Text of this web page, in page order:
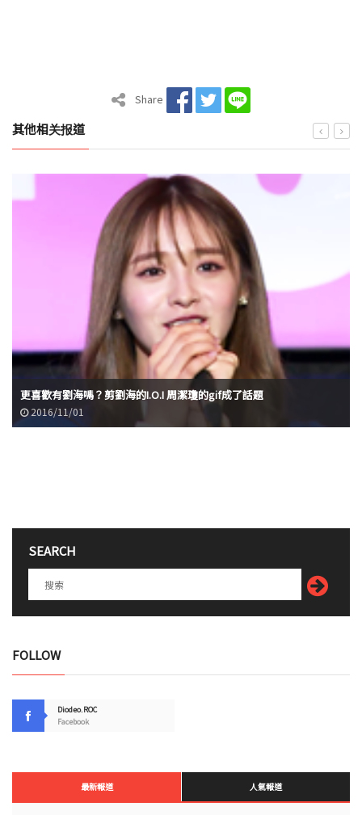
Share
其他相关报道
更喜歡有劉海嗎？剪劉海的I.O.I 周潔瓊的gif成了話題
2016/11/01
SEARCH
FOLLOW
Diodeo.ROC
Facebook
最新報道 人氣報道